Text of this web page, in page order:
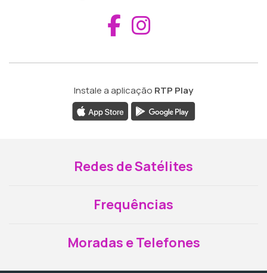
Aceder ao
Instale a aplicação RTP Play
Redes de Satélites
Frequências
Moradas e Telefones